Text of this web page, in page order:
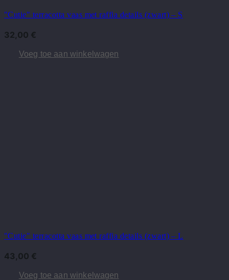
"Cutie" terracotta vaas met raffia details (zwart) – S
32,00 €
Voeg toe aan winkelwagen
"Cutie" terracotta vaas met raffia details (zwart) – L
43,00 €
Voeg toe aan winkelwagen